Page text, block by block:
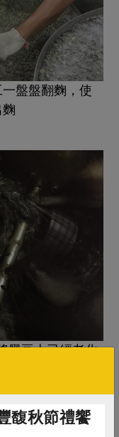
盤盤翻麴，使
黑豆上已經老化
能進甕發酵
馥秋節禮饗